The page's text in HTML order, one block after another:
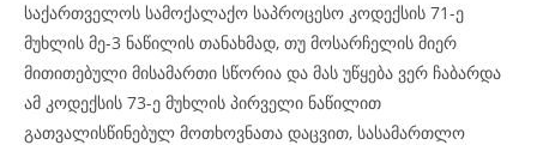
საქართველოს სამოქალაქო საპროცესო კოდექსის 71-ე
მუხლის მე-3 ნაწილის თანახმად, თუ მოსარჩელის მიერ
მითითებული მისამართი სწორია და მას უწყება ვერ ჩაბარდა
ამ კოდექსის 73-ე მუხლის პირველი ნაწილით
გათვალისწინებულ მოთხოვნათა დაცვით, სასამართლო